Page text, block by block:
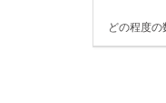
どの程度の